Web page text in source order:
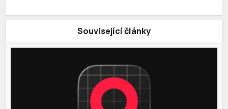
Související články